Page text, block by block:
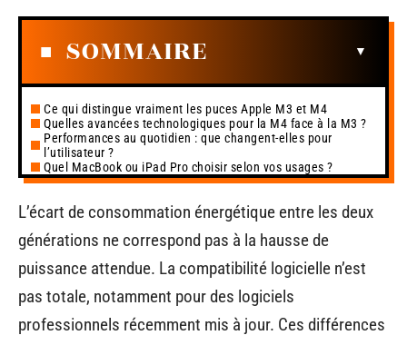
SOMMAIRE
Ce qui distingue vraiment les puces Apple M3 et M4
Quelles avancées technologiques pour la M4 face à la M3 ?
Performances au quotidien : que changent-elles pour
l’utilisateur ?
Quel MacBook ou iPad Pro choisir selon vos usages ?
L’écart de consommation énergétique entre les deux
générations ne correspond pas à la hausse de
puissance attendue. La compatibilité logicielle n’est
pas totale, notamment pour des logiciels
professionnels récemment mis à jour. Ces différences